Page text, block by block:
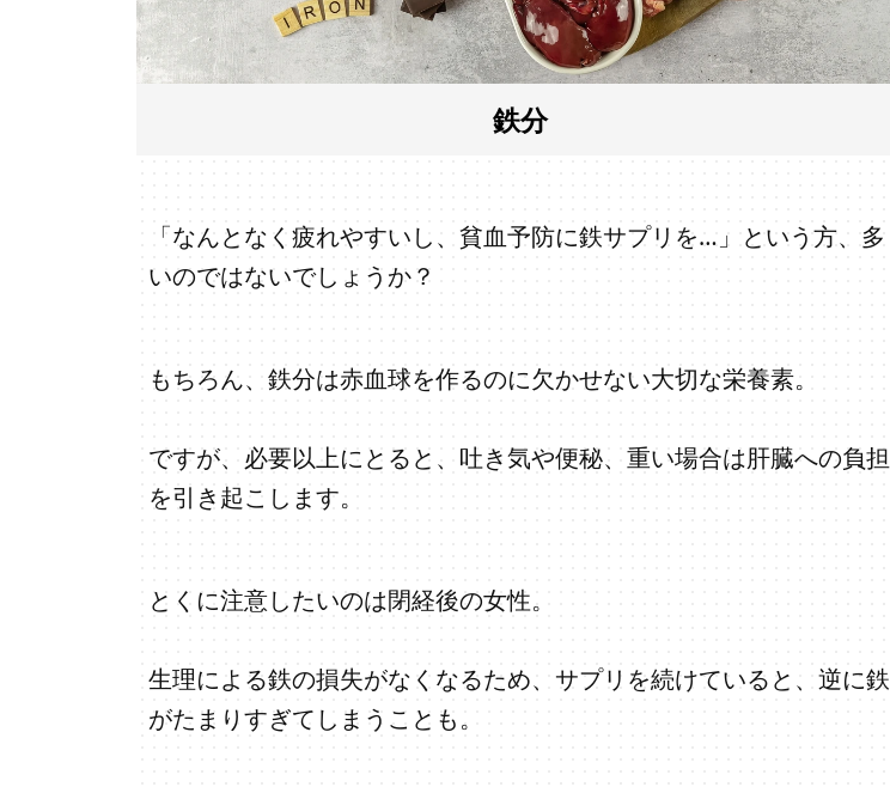
鉄分
「なんとなく疲れやすいし、貧血予防に鉄サプリを…」という方、多
いのではないでしょうか？
もちろん、鉄分は赤血球を作るのに欠かせない大切な栄養素。
ですが、必要以上にとると、吐き気や便秘、重い場合は肝臓への負担
を引き起こします。
とくに注意したいのは閉経後の女性。
生理による鉄の損失がなくなるため、サプリを続けていると、逆に鉄
がたまりすぎてしまうことも。